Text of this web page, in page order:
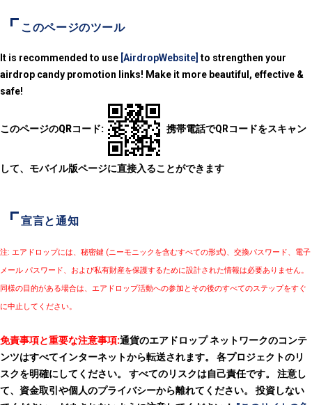
このページのツール
It is recommended to use [AirdropWebsite] to strengthen your
airdrop candy promotion links! Make it more beautiful, effective &
safe!
このページのQRコード: 携帯電話でQRコードをスキャン
して、モバイル版ページに直接入ることができます
宣言と通知
注: エアドロップには、秘密鍵 (ニーモニックを含むすべての形式)、交換パスワード、電子
メール パスワード、および私有財産を保護するために設計された情報は必要ありません。
同様の目的がある場合は、エアドロップ活動への参加とその後のすべてのステップをすぐ
に中止してください。
免責事項と重要な注意事項:通貨のエアドロップ ネットワークのコンテ
ンツはすべてインターネットから転送されます。 各プロジェクトのリ
スクを明確にしてください。 すべてのリスクは自己責任です。 注意し
て、資金取引や個人のプライバシーから離れてください。 投資しない